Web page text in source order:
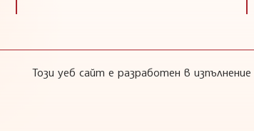
Този уеб сайт е разработен в